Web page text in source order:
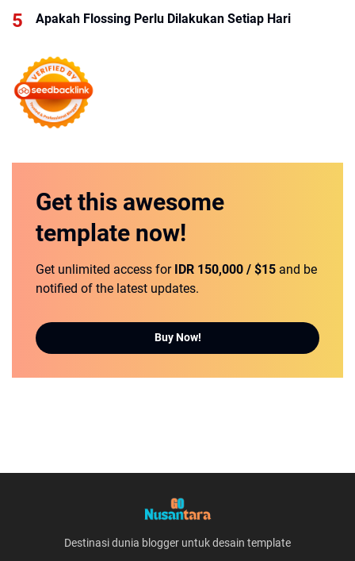
Apakah Flossing Perlu Dilakukan Setiap Hari
Get this awesome
template now!
Get unlimited access for IDR 150,000 / $15 and be
notified of the latest updates.
Buy Now!
Destinasi dunia blogger untuk desain template